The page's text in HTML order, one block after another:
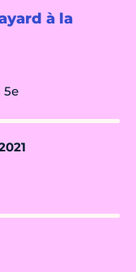
à la
5e